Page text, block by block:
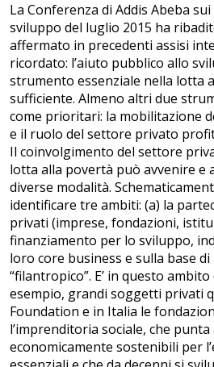
La Conferenza di Addis Abeba
sviluppo del luglio 2015 ha
affermato in precedenti assisi
ricordato: l’aiuto pubblico allo
strumento essenziale nella lotta
sufficiente. Almeno altri due
come prioritari: la mobilitazione
e il ruolo del settore privato
Il coinvolgimento del settore
lotta alla povertà può avvenire e
diverse modalità.
identificare tre ambiti: (a) la
privati (imprese, fondazioni,
finanziamento per lo sviluppo,
loro core business e sulla base
“filantropico”. E’ in questo
esempio, grandi soggetti privati
Foundation e in Italia le
l’imprenditoria sociale, che
economicamente sostenibili per